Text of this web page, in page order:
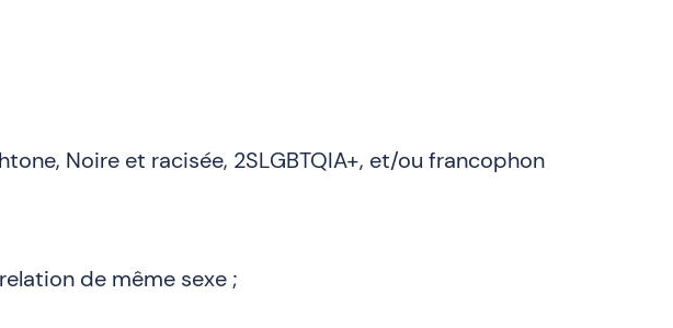
Noire et racisée, 2SLGBTQIA+, et/ou francophon
de même sexe ;